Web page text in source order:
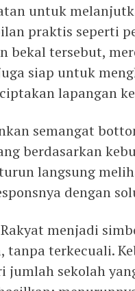
untuk
praktis seperti
bekal tersebut,
siap untuk
lapangan
semangat
berdasarkan
langsung
dengan
menjadi
tanpa terkecuali.
jumlah sekolah